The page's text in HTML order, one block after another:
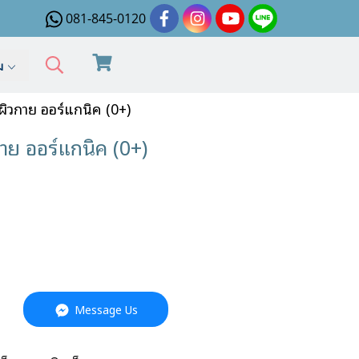
081-845-0120
วกาย ออร์แกนิค (0+)
ย ออร์แกนิค (0+)
Message Us